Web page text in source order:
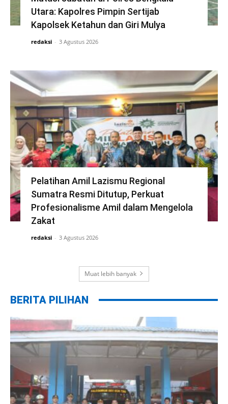
Utara: Kapolres Pimpin Sertijab
Kapolsek Ketahun dan Giri Mulya
redaksi - 3 Agustus 2026
Pelatihan Amil Lazismu Regional
Sumatra Resmi Ditutup, Perkuat
Profesionalisme Amil dalam Mengelola
Zakat
redaksi - 3 Agustus 2026
Muat lebih banyak
BERITA PILIHAN